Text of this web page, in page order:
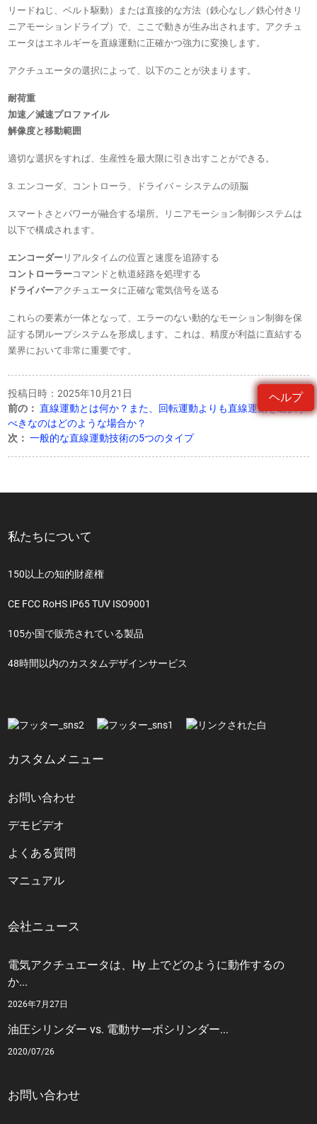
ヘルプ
リードねじ、ベルト駆動）または直接的な方法（鉄心なし／鉄心付きリ
ニアモーションドライブ）で、ここで動きが生み出されます。アクチュ
エータはエネルギーを直線運動に正確かつ強力に変換します。
アクチュエータの選択によって、以下のことが決まります。
耐荷重
加速／減速プロファイル
解像度と移動範囲
適切な選択をすれば、生産性を最大限に引き出すことができる。
3. エンコーダ、コントローラ、ドライバ – システムの頭脳
スマートさとパワーが融合する場所。リニアモーション制御システムは
以下で構成されます。
エンコーダー リアルタイムの位置と速度を追跡する
コントローラーコマンドと軌道経路を処理する
ドライバーアクチュエータに正確な電気信号を送る
これらの要素が一体となって、エラーのない動的なモーション制御を保
証する閉ループシステムを形成します。これは、精度が利益に直結する
業界において非常に重要です。
投稿日時：2025年10月21日
前の： 直線運動とは何か？また、回転運動よりも直線運動を選択す
べきなのはどのような場合か？
次： 一般的な直線運動技術の5つのタイプ
私たちについて
150以上の知的財産権
CE FCC RoHS IP65 TUV ISO9001
105か国で販売されている製品
48時間以内のカスタムデザインサービス
カスタムメニュー
お問い合わせ
デモビデオ
よくある質問
マニュアル
会社ニュース
電気アクチュエータは、Hy 上でどのように動作するの
か...
2026年7月27日
油圧シリンダー vs. 電動サーボシリンダー...
2020/07/26
お問い合わせ